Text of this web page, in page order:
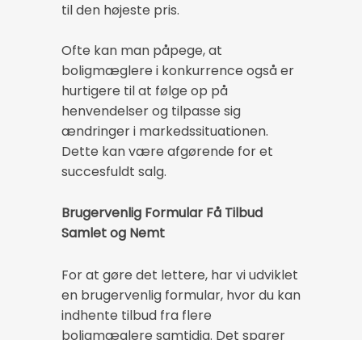
til den højeste pris.
Ofte kan man påpege, at
boligmæglere i konkurrence også er
hurtigere til at følge op på
henvendelser og tilpasse sig
ændringer i markedssituationen.
Dette kan være afgørende for et
succesfuldt salg.
Brugervenlig Formular Få Tilbud
Samlet og Nemt
For at gøre det lettere, har vi udviklet
en brugervenlig formular, hvor du kan
indhente tilbud fra flere
boligmæglere samtidig. Det sparer